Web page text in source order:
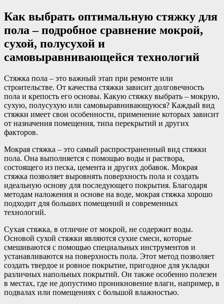
Как выбрать оптимальную стяжку для
пола – подробное сравнение мокрой,
сухой, полусухой и
самовыравнивающейся технологий
Стяжка пола – это важный этап при ремонте или
строительстве. От качества стяжки зависит долговечность
пола и крепость его основы. Какую стяжку выбрать – мокрую,
сухую, полусухую или самовыравнивающуюся? Каждый вид
стяжки имеет свои особенности, применение которых зависит
от назначения помещения, типа перекрытий и других
факторов.
Мокрая стяжка – это самый распространенный вид стяжки
пола. Она выполняется с помощью воды и раствора,
состоящего из песка, цемента и других добавок. Мокрая
стяжка позволяет выровнять поверхность пола и создать
идеальную основу для последующего покрытия. Благодаря
методам наложения и основе на воде, мокрая стяжка хорошо
подходит для больших помещений и современных
технологий.
Сухая стяжка, в отличие от мокрой, не содержит воды.
Основой сухой стяжки являются сухие смеси, которые
смешиваются с помощью специальных инструментов и
устанавливаются на поверхность пола. Этот метод позволяет
создать твердое и ровное покрытие, пригодное для укладки
различных напольных покрытий. Он также особенно полезен
в местах, где не допустимо проникновение влаги, например, в
подвалах или помещениях с большой влажностью.